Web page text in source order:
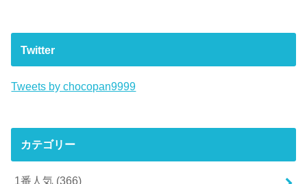
Twitter
Tweets by chocopan9999
カテゴリー
1番人気 (366)